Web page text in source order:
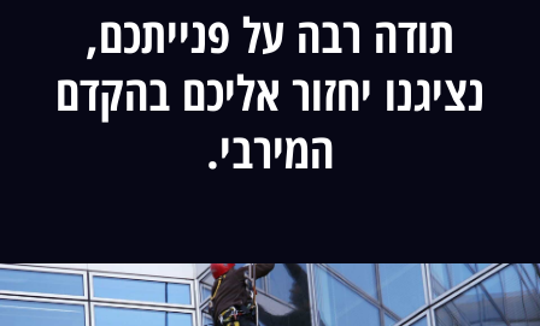
תודה רבה על פנייתכם,
נציגנו יחזור אליכם בהקדם
המירבי.